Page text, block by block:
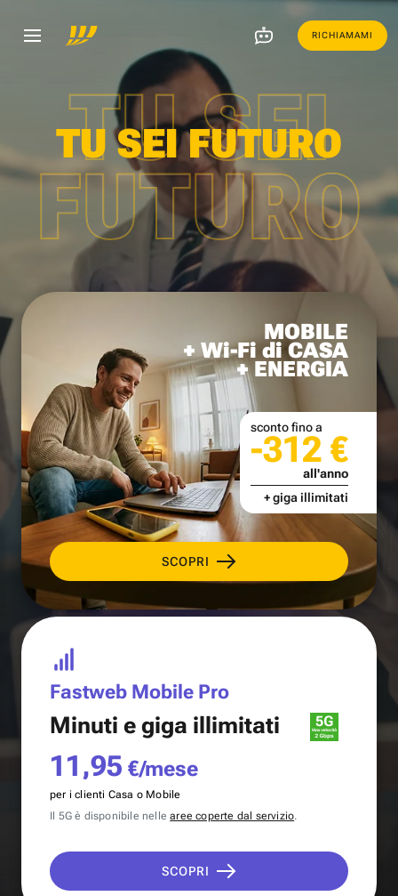
RICHIAMAMI
TU SEI
FUTURO
TU SEI FUTURO
MOBILE
+ Wi-Fi di CASA
+ ENERGIA
SCOPRI
sconto fino a
-312 €
all'anno
+ giga illimitati
Fastweb Mobile Pro
Minuti e giga illimitati
11,95 €/mese
per i clienti Casa o Mobile
Il 5G è disponibile nellearee coperte dal servizio.
SCOPRI